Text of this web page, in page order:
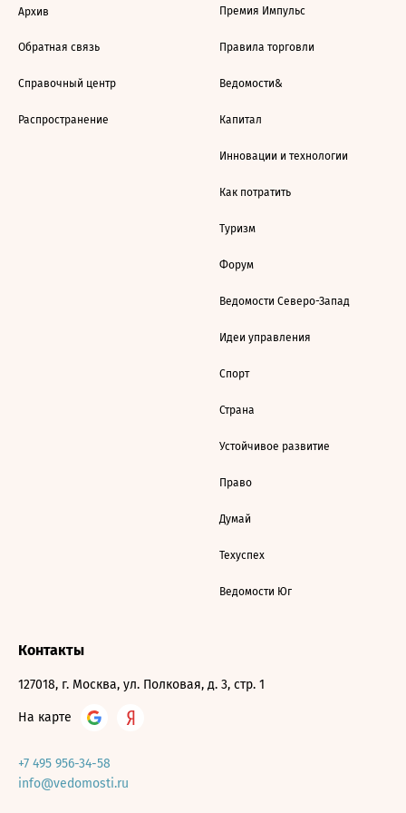
Архив
Обратная связь
Справочный центр
Распространение
Премия Импульс
Правила торговли
Ведомости&
Капитал
Инновации и технологии
Как потратить
Туризм
Форум
Ведомости Северо-Запад
Идеи управления
Спорт
Страна
Устойчивое развитие
Право
Думай
Техуспех
Ведомости Юг
Контакты
127018, г. Москва, ул. Полковая, д. 3, стр. 1
На карте
+7 495 956-34-58
info@vedomosti.ru